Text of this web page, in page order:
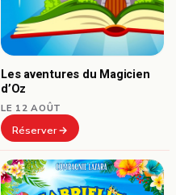
Les aventures du Magicien
d’Oz
LE 12 AOÛT
Réserver